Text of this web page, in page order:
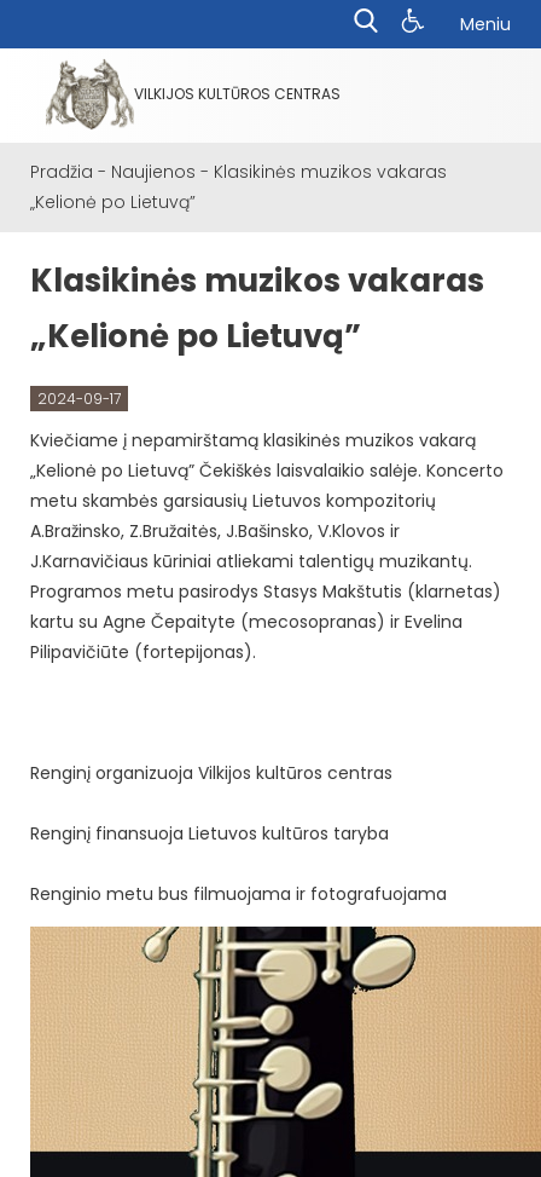
Meniu
VILKIJOS KULTŪROS CENTRAS
Pradžia - Naujienos - Klasikinės muzikos vakaras
„Kelionė po Lietuvą”
Klasikinės muzikos vakaras
„Kelionė po Lietuvą”
2024-09-17
Kviečiame į nepamirštamą klasikinės muzikos vakarą
„Kelionė po Lietuvą” Čekiškės laisvalaikio salėje. Koncerto
metu skambės garsiausių Lietuvos kompozitorių
A.Bražinsko, Z.Bružaitės, J.Bašinsko, V.Klovos ir
J.Karnavičiaus kūriniai atliekami talentigų muzikantų.
Programos metu pasirodys Stasys Makštutis (klarnetas)
kartu su Agne Čepaityte (mecosopranas) ir Evelina
Pilipavičiūte (fortepijonas).
Renginį organizuoja Vilkijos kultūros centras
Renginį finansuoja Lietuvos kultūros taryba
Renginio metu bus filmuojama ir fotografuojama